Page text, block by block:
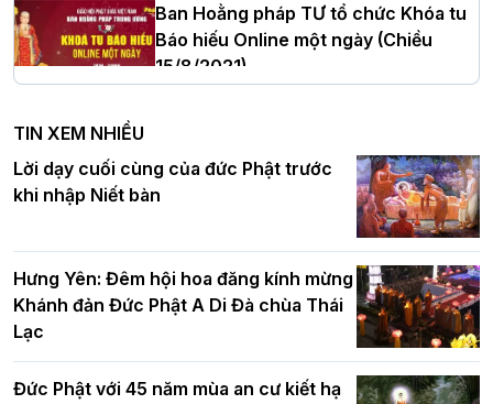
Hà Nội: Tăng Ni Trường hạ Bồ Đề trang
nghiêm tác pháp Tiền an cư PL.2570 –
DL.2026
chúc mừng Phật đản BTS GHPGVN TP.
Hà Nội
Hơn 5.000 người tham dự diễu hành,
Ban Hoằng pháp TƯ tổ chức Khóa tu
Báo hiếu Online một ngày (Chiều
15/8/2021)
Ban Hoằng pháp TƯ tổ chức Khóa tu
Báo hiếu Online một ngày (Sáng
15/8/2021)
Tinh thần yêu nước của Phật giáo
TIN XEM NHIỀU
Lời dạy cuối cùng của đức Phật trước
khi nhập Niết bàn
Hưng Yên: Đêm hội hoa đăng kính mừng
Khánh đản Đức Phật A Di Đà chùa Thái
Lạc
Đức Phật với 45 năm mùa an cư kiết hạ